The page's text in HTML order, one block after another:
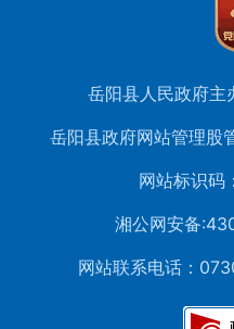
岳阳县人民政府主
岳阳县政府网站管理股
网站标识
湘公网安备
网站联系电话：